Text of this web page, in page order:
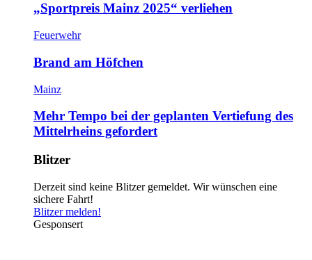
„Sportpreis Mainz 2025“ verliehen
Feuerwehr
Brand am Höfchen
Mainz
Mehr Tempo bei der geplanten Vertiefung des
Mittelrheins gefordert
Blitzer
Derzeit sind keine Blitzer gemeldet. Wir wünschen eine
sichere Fahrt!
Blitzer melden!
Gesponsert